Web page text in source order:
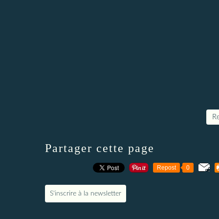
Partager cette page
Repost 0
S'inscrire à la newsletter